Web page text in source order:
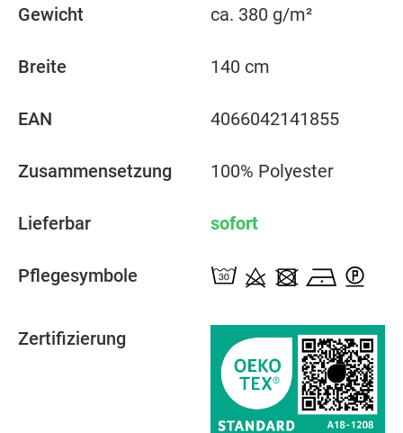
Gewicht ca. 380 g/m²
Breite 140 cm
EAN 4066042141855
Zusammensetzung 100% Polyester
Lieferbar sofort
Pflegesymbole
Zertifizierung